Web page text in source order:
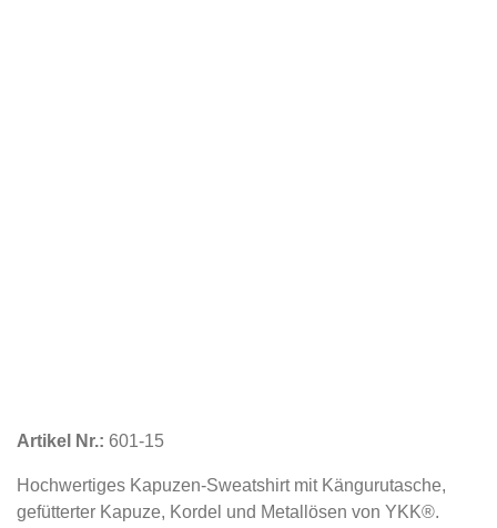
Artikel Nr.: 601-15
Hochwertiges Kapuzen-Sweatshirt mit Kängurutasche,
gefütterter Kapuze, Kordel und Metallösen von YKK®.